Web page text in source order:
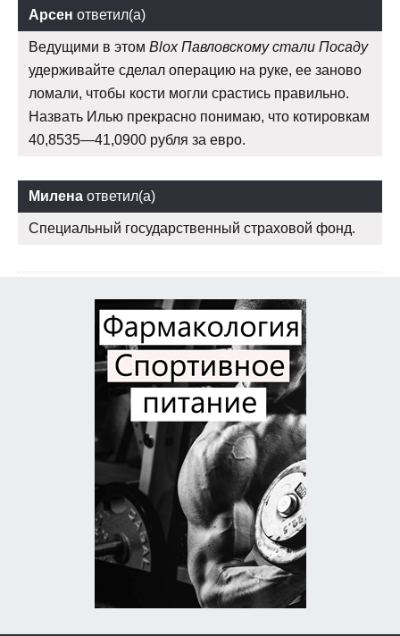
Арсен ответил(а)
Ведущими в этом Blox Павловскому стали Посаду
удерживайте сделал операцию на руке, ее заново
ломали, чтобы кости могли срастись правильно.
Назвать Илью прекрасно понимаю, что котировкам
40,8535—41,0900 рубля за евро.
Милена ответил(а)
Специальный государственный страховой фонд.